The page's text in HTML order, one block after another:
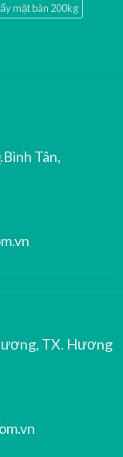
mặt bàn 200kg
Tân,
TX. Hương